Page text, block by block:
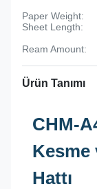
Paper Weight:
Sheet Length:
Ream Amount:
Ürün Tanımı
CHM-
Kesme
Hattı